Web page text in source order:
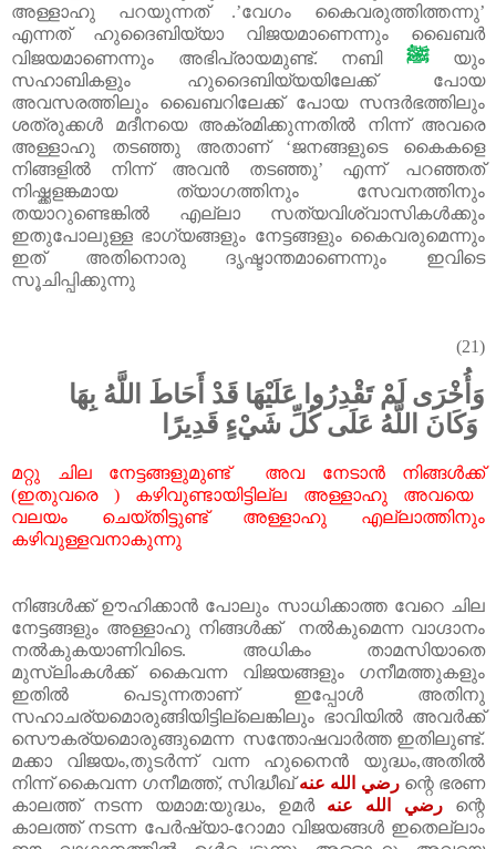
അള്ളാഹു
പറയുന്നത്.’വേഗം
കൈവരുത്തിത്തന്നു’
എന്നത്
ഹുദൈബിയ്യാ വിജയമാണെന്നും
ഖൈബർ
വിജയമാണെന്നും
അഭിപ്രായമുണ്ട്. നബി ﷺ
യും
സഹാബികളും
ഹുദൈബിയ്യയിലേക്ക്
പോയ
അവസരത്തിലും
ഖൈബറിലേക്ക് പോയ
സന്ദർഭത്തിലും
ശത്രുക്കൾ
മദീനയെ അക്രമിക്കുന്നതിൽ നിന്ന്
അവരെ
അള്ളാഹു
തടഞ്ഞു അതാണ് ‘ജനങ്ങളുടെ
കൈകളെ
നിങ്ങളിൽ
നിന്ന് അവൻ തടഞ്ഞു’ എന്ന്
പറഞ്ഞത്
നിഷ്ക്കളങ്കമായ
ത്യാഗത്തിനും
സേവനത്തിനും
തയാറുണ്ടെങ്കിൽ
എല്ലാ
സത്യവിശ്വാസികൾക്കും
ഇതുപോലുള്ള ഭാഗ്യങ്ങളും നേട്ടങ്ങളും കൈവരുമെന്നും
ഇത്
അതിനൊരു ദൃഷ്ടാന്തമാണെന്നും
ഇവിടെ
സൂചിപ്പിക്കുന്നു
(21)
وَأُخْرَى لَمْ تَقْدِرُوا عَلَيْهَا قَدْ أَحَاطَ اللَّهُ بِهَا
وَكَانَ اللَّهُ عَلَى كُلِّ شَيْءٍ قَدِيرًا
മറ്റു ചില നേട്ടങ്ങളുമുണ്ട് അവ നേടാൻ
നിങ്ങൾക്ക്
(ഇതുവരെ) കഴിവുണ്ടായിട്ടില്ല അള്ളാഹു
അവയെ
വലയം
ചെയ്തിട്ടുണ്ട് അള്ളാഹു
എല്ലാത്തിനും
കഴിവുള്ളവനാകുന്നു
നിങ്ങൾക്ക് ഊഹിക്കാൻ പോലും സാധിക്കാത്ത വേറെ ചില
നേട്ടങ്ങളും അള്ളാഹു നിങ്ങൾക്ക് നൽകുമെന്ന വാഗ്ദാനം
നൽകുകയാണിവിടെ. അധികം താമസിയാതെ
മുസ്‌ലിംകൾക്ക് കൈവന്ന വിജയങ്ങളും ഗനീമത്തുകളും
ഇതിൽ പെടുന്നതാണ് ഇപ്പോൾ അതിനു
സഹാചര്യമൊരുങ്ങിയിട്ടില്ലെങ്കിലും ഭാവിയിൽ അവർക്ക്
സൌകര്യമൊരുങ്ങുമെന്ന സന്തോഷവാർത്ത ഇതിലുണ്ട്.
മക്കാ വിജയം,തുടർന്ന് വന്ന ഹുനൈൻ യുദ്ധം,അതിൽ
നിന്ന് കൈവന്ന ഗനീമത്ത്, സിദ്ധീഖ്رضي الله عنه ന്റെ ഭരണ
കാലത്ത് നടന്ന യമാമ:യുദ്ധം, ഉമർ رضي الله عنه
ന്റെ
കാലത്ത് നടന്ന പേർഷ്യാ-റോമാ വിജയങ്ങൾ ഇതെല്ലാം